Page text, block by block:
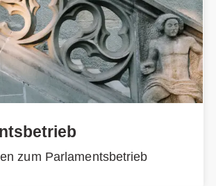
zum Parlamentsbetrieb